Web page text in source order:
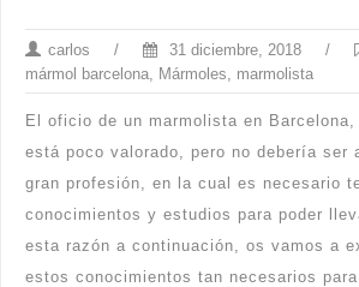
carlos / 31 diciembre, 2018 /
mármol barcelona
Mármoles marmolista
El oficio de un marmolista en
está poco valorado, pero no debería ser
gran profesión, en la cual es necesario
conocimientos y estudios para poder
esta razón a continuación, os vamos a
estos conocimientos tan necesarios